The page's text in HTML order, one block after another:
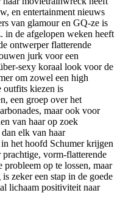
en entertainment nieuws
van glamour en GQ-ze is
in de afgelopen weken heeft
ontwerper flatterende
jurk voor een
sexy koraal look voor de
om zowel een high
outfits kiezen is
een groep over het
maar ook voor
van haar op zoek
elk van haar
het hoofd Schumer krijgen
prachtige, vorm-flatterende
probleem op te lossen, maar
zeker een stap in de goede
lichaam positiviteit naar